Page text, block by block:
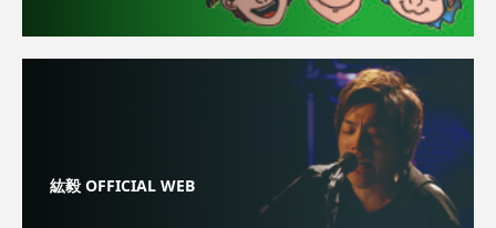
紘毅 OFFICIAL WEB